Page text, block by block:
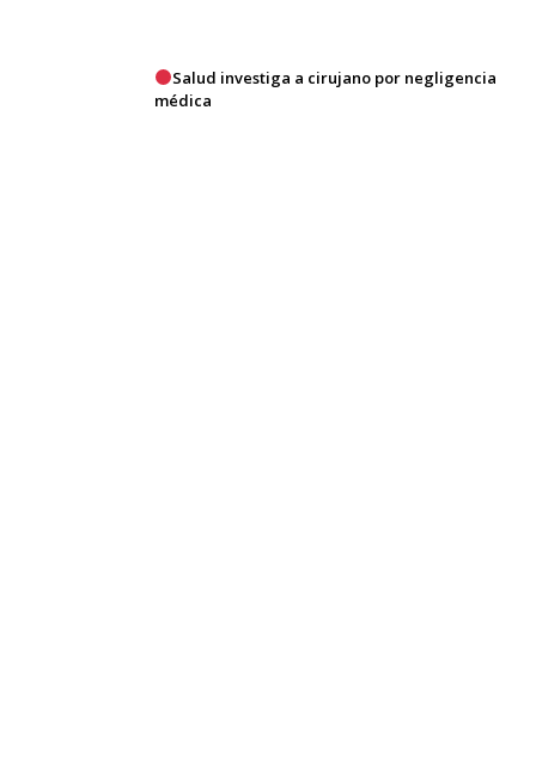
Salud investiga a cirujano por negligencia
médica